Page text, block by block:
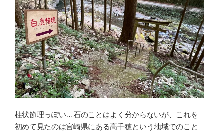
柱状節理っぽい…石のことはよく分からないが、これを
初めて見たのは宮崎県にある高千穂という地域でのこと